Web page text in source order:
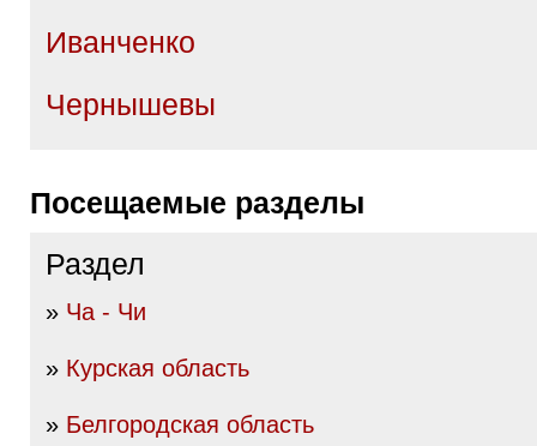
Иванченко
Чернышевы
Посещаемые разделы
Раздел
» Ча - Чи
» Курская область
» Белгородская область